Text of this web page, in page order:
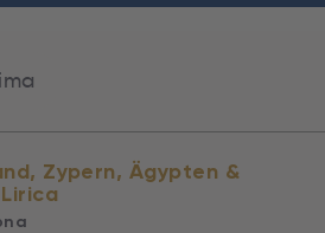
Zypern, Ägypten &